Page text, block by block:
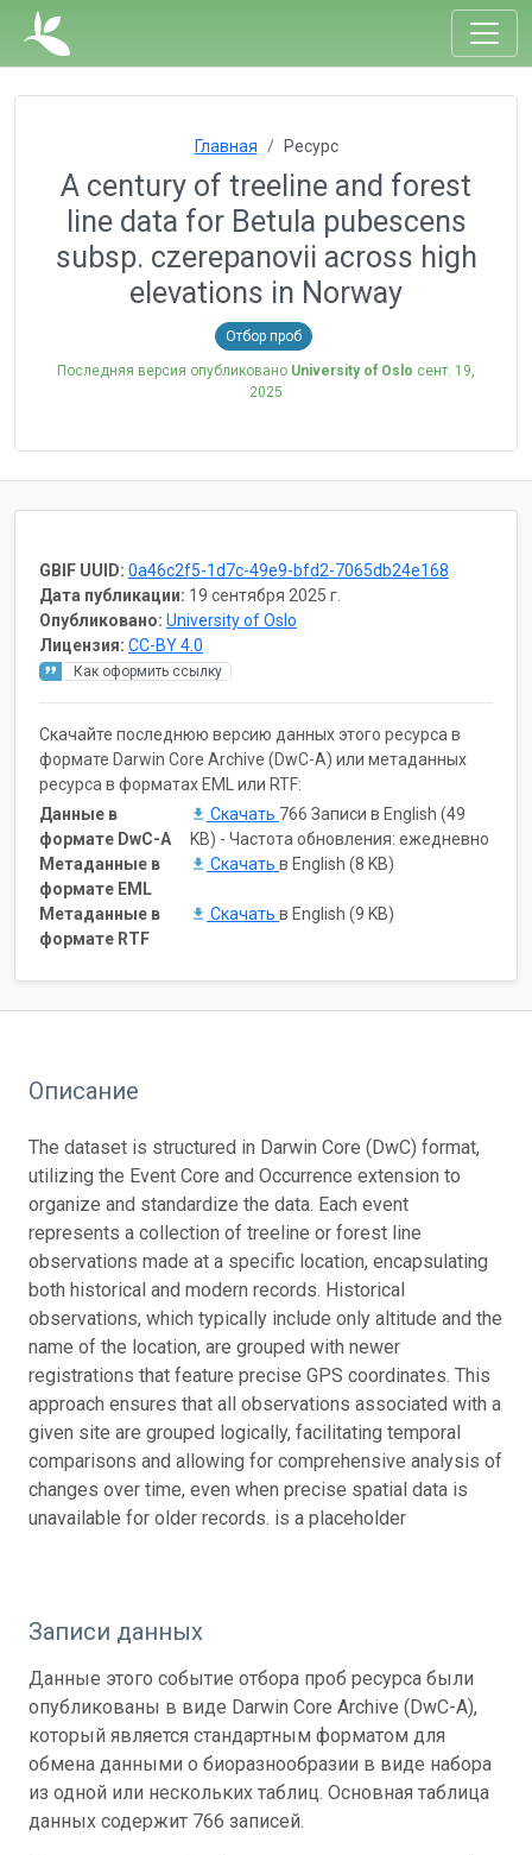
Главная Ресурс
A century of treeline and forest
line data for Betula pubescens
subsp. czerepanovii across high
elevations in Norway
Отбор проб
Последняя версия опубликовано University of Oslo сент. 19,
2025
GBIF UUID: 0a46c2f5-1d7c-49e9-bfd2-7065db24e168
Дата публикации: 19 сентября 2025 г.
Опубликовано: University of Oslo
Лицензия: CC-BY 4.0
Как оформить ссылку
Скачайте последнюю версию данных этого ресурса в
формате Darwin Core Archive (DwC-A) или метаданных
ресурса в форматах EML или RTF:
Данные в
формате DwC-A
Скачать 766 Записи в English (49
KB) - Частота обновления: ежедневно
Метаданные в
формате EML
Скачать в English (8 KB)
Метаданные в
формате RTF
Скачать в English (9 KB)
Описание
The dataset is structured in Darwin Core (DwC) format,
utilizing the Event Core and Occurrence extension to
organize and standardize the data. Each event
represents a collection of treeline or forest line
observations made at a specific location, encapsulating
both historical and modern records. Historical
observations, which typically include only altitude and the
name of the location, are grouped with newer
registrations that feature precise GPS coordinates. This
approach ensures that all observations associated with a
given site are grouped logically, facilitating temporal
comparisons and allowing for comprehensive analysis of
changes over time, even when precise spatial data is
unavailable for older records. is a placeholder
Записи данных
Данные этого событие отбора проб ресурса были
опубликованы в виде Darwin Core Archive (DwC-A),
который является стандартным форматом для
обмена данными о биоразнообразии в виде набора
из одной или нескольких таблиц. Основная таблица
данных содержит 766 записей.